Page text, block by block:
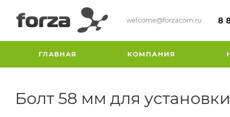
welcome@forzacom.ru 8
ГЛАВНАЯ КОМПАНИЯ
Болт 58 мм для